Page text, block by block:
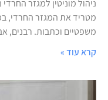
ניהול מוניטין למגזר
מטריד את המגזר החרדי,
משפטיים וכתבות. רבנים,
קרא עוד »